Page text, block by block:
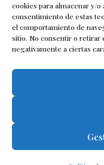
cookies para almacenar y/
consentimiento de estas
el comportamiento de
sitio. No consentir o retirar
negativamente a ciertas
talleres mecánicos
Termostato
Volkswagen
© 2023 Albert
derechos